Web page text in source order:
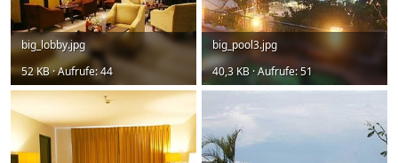
big_lobby.jpg
52 KB · Aufrufe: 44
big_pool3.jpg
40,3 KB · Aufrufe: 51